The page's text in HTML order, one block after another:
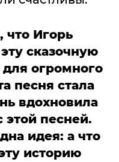
что Игорь
сказочную
для огромного
песня стала
вдохновила
этой песней.
идея: а что
историю